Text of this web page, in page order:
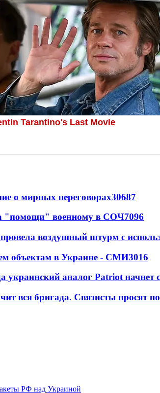
о мирных переговорах30687
"помощи" военному в СОЧ7096
воздушный штурм с
объектам в Украине - СМИ3016
украинский аналог Patriot начнет
вся бригада. Связисты просят